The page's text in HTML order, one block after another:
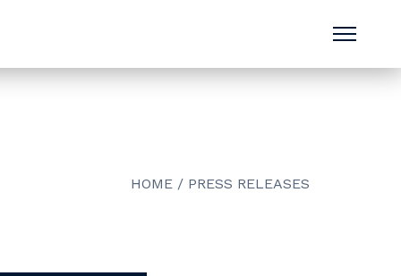
HOME / PRESS RELEASES